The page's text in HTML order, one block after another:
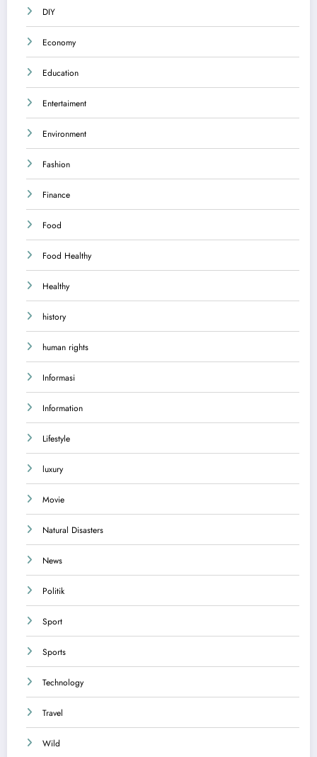
DIY
Economy
Education
Entertaiment
Environment
Fashion
Finance
Food
Food Healthy
Healthy
history
human rights
Informasi
Information
Lifestyle
luxury
Movie
Natural Disasters
News
Politik
Sport
Sports
Technology
Travel
Wild